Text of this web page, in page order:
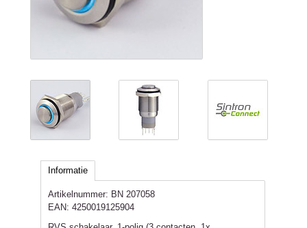
Informatie
Artikelnummer: BN 207058
EAN: 4250019125904